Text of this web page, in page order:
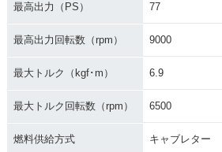
最高出力（PS） 77
最高出力回転数（rpm） 9000
最大トルク（kgf･m） 6.9
最大トルク回転数（rpm） 6500
燃料供給方式 キャブレター